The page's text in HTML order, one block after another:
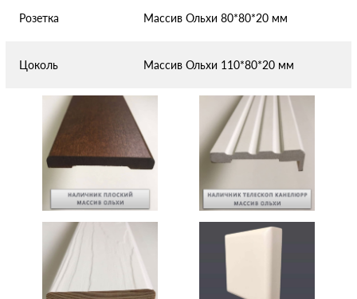
Розетка Массив Ольхи 80*80*20 мм
Цоколь Массив Ольхи 110*80*20 мм